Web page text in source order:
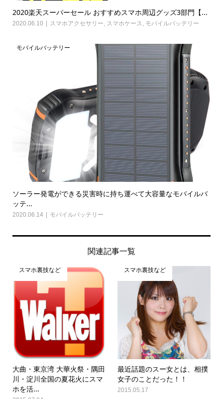
2020楽天スーパーセール おすすめスマホ周辺グッズ3部門【...
2020.06.10 スマホアクセサリー, スマホケース, モバイルバッテリー
モバイルバッテリー
ソーラー発電ができる災害時に持ち運べて大容量なモバイルバ
ッテ...
2020.06.14 モバイルバッテリー
関連記事一覧
スマホ裏技など
大曲・東京湾 大華火祭・隅田
川・淀川全国の夏花火にスマ
ホを活...
スマホ裏技など
最近話題のスー女とは、相撲
女子のことだった！！
2015.05.17